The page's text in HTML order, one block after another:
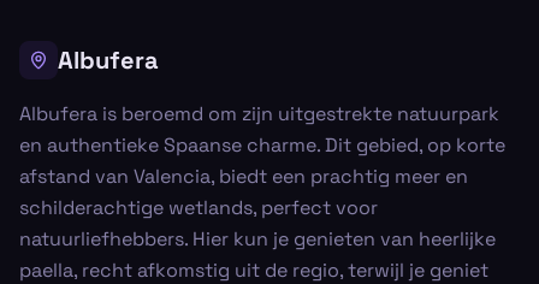
Albufera
Albufera is beroemd om zijn uitgestrekte natuurpark
en authentieke Spaanse charme. Dit gebied, op korte
afstand van Valencia, biedt een prachtig meer en
schilderachtige wetlands, perfect voor
natuurliefhebbers. Hier kun je genieten van heerlijke
paella, recht afkomstig uit de regio, terwijl je geniet